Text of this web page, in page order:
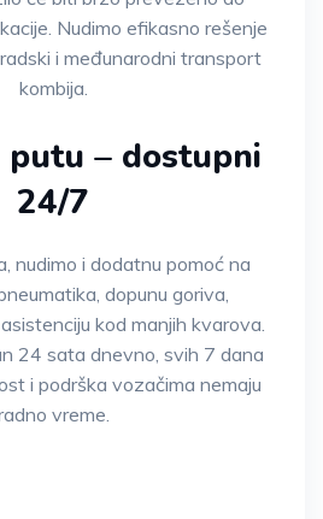
Nudimo efikasno rešenje
i međunarodni transport
kombija.
putu – dostupni
24/7
nudimo i dodatnu pomoć na
dopunu goriva,
kod manjih kvarova.
24 sata dnevno, svih 7 dana
i podrška vozačima nemaju
vreme.